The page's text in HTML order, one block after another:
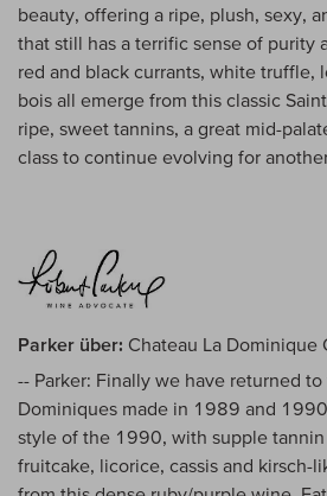
beauty, offering a ripe, plush, sexy,
that still has a terrific sense of purity
red and black currants, white truffle,
bois all emerge from this classic
ripe, sweet tannins, a great mid-
class to continue evolving for
Parker über: Chateau La Dominique
-- Parker: Finally we have returned
Dominiques made in 1989 and
style of the 1990, with supple
fruitcake, licorice, cassis and kirsch-